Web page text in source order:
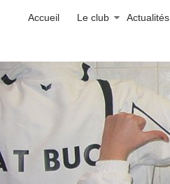
Accueil Le club Actualités